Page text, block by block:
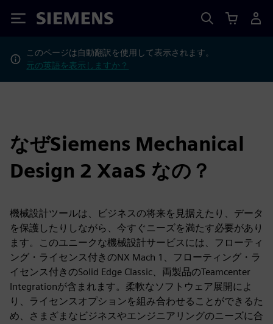
Siemens
このページは自動翻訳を使用して表示されます。
元の英語を表示しますか？
なぜSiemens Mechanical
Design 2 XaaS なの？
機械設計ツールは、ビジネスの将来を見据えたり、データ
を保護したりしながら、今すぐニーズを満たす必要があり
ます。このユニークな機械設計サービスには、フローティ
ング・ライセンス付きのNX Mach 1、フローティング・ラ
イセンス付きのSolid Edge Classic、両製品のTeamcenter
Integrationが含まれます。柔軟なソフトウェア展開によ
り、ライセンスオプションを組み合わせることができるた
め、さまざまなビジネスやエンジニアリングのニーズに合